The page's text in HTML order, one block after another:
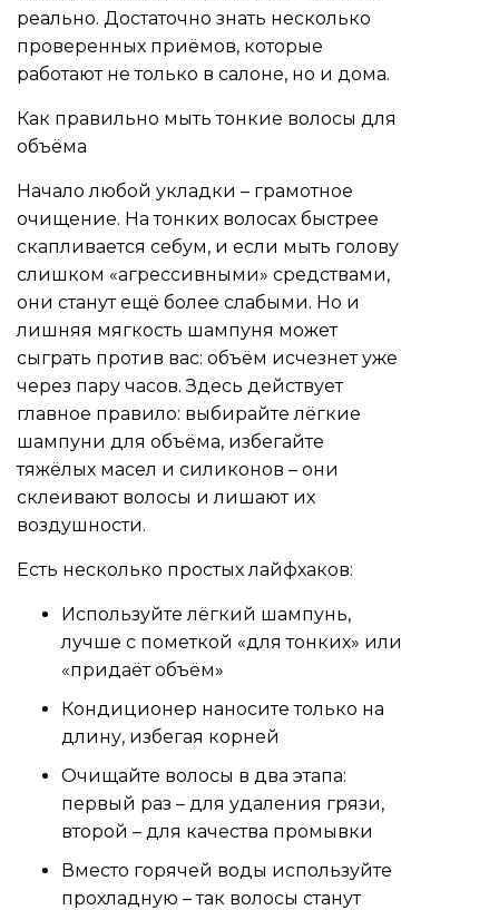
реально. Достаточно знать несколько
проверенных приёмов, которые
работают не только в салоне, но и дома.
Как правильно мыть тонкие волосы для
объёма
Начало любой укладки – грамотное
очищение. На тонких волосах быстрее
скапливается себум, и если мыть голову
слишком «агрессивными» средствами,
они станут ещё более слабыми. Но и
лишняя мягкость шампуня может
сыграть против вас: объём исчезнет уже
через пару часов. Здесь действует
главное правило: выбирайте лёгкие
шампуни для объёма, избегайте
тяжёлых масел и силиконов – они
склеивают волосы и лишают их
воздушности.
Есть несколько простых лайфхаков:
Используйте лёгкий шампунь,
лучше с пометкой «для тонких» или
«придаёт объём»
Кондиционер наносите только на
длину, избегая корней
Очищайте волосы в два этапа:
первый раз – для удаления грязи,
второй – для качества промывки
Вместо горячей воды используйте
прохладную – так волосы станут